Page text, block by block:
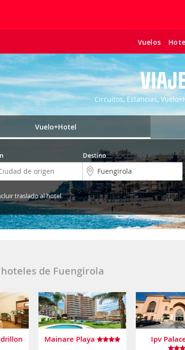
Vuelos
Circuitos, Estancias,
Vuelo+Hotel
Destino
traslado al hotel
de Fuengirola
Mainare Playa Ipv